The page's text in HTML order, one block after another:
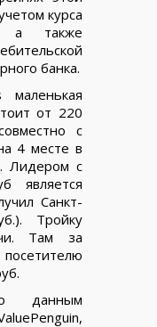
курса
а также
банка.
маленькая
от 220
с
4 месте в
Лидером с
является
Санкт-
Тройку
Там за
данным